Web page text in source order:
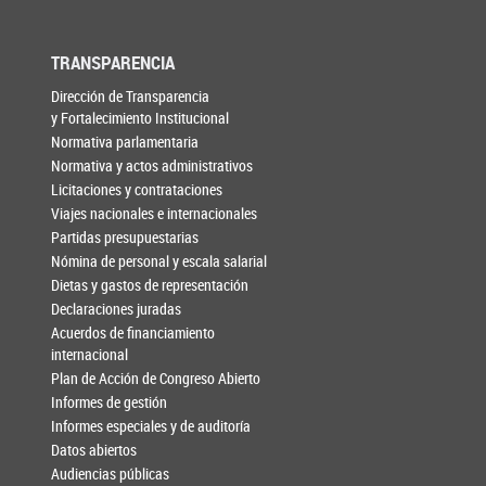
TRANSPARENCIA
Dirección de Transparencia
y Fortalecimiento Institucional
Normativa parlamentaria
Normativa y actos administrativos
Licitaciones y contrataciones
Viajes nacionales e internacionales
Partidas presupuestarias
Nómina de personal y escala salarial
Dietas y gastos de representación
Declaraciones juradas
Acuerdos de financiamiento
internacional
Plan de Acción de Congreso Abierto
Informes de gestión
Informes especiales y de auditoría
Datos abiertos
Audiencias públicas